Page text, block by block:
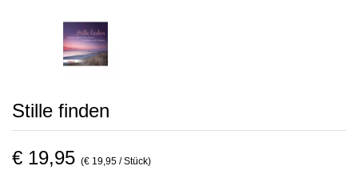
Stille finden
€ 19,95 (€ 19,95 / Stück)